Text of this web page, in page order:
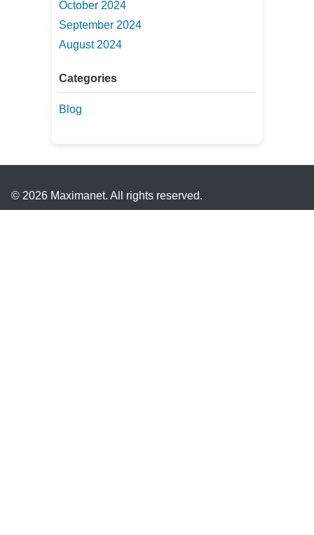
October 2024
September 2024
August 2024
Categories
Blog
© 2026 Maximanet. All rights reserved.